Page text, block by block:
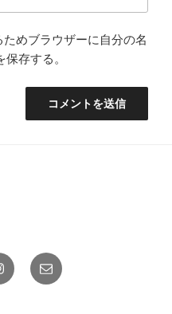
めブラウザーに自分の名
存する。
メ
ー